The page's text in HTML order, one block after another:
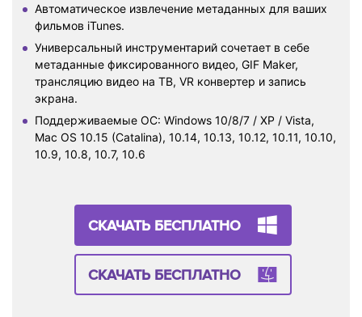
Автоматическое извлечение метаданных для ваших
фильмов iTunes.
Универсальный инструментарий сочетает в себе
метаданные фиксированного видео, GIF Maker,
трансляцию видео на ТВ, VR конвертер и запись
экрана.
Поддерживаемые ОС: Windows 10/8/7 / XP / Vista,
Mac OS 10.15 (Catalina), 10.14, 10.13, 10.12, 10.11, 10.10,
10.9, 10.8, 10.7, 10.6
СКАЧАТЬ БЕСПЛАТНО
СКАЧАТЬ БЕСПЛАТНО